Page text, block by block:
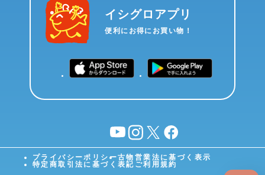
イシグロアプリ
便利にお得にお買い物！
YouTubeinstagram
X facebook
プライバシーポリシー古物営業法に基づく表示
特定商取引法に基づく表記 ご利用規約